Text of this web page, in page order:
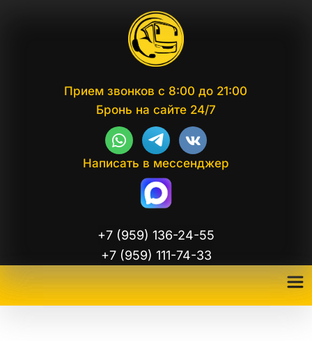
Прием звонков с 8:00 до 21:00
Бронь на сайте 24/7
Написать в мессенджер
+7 (959) 136-24-55
+7 (959) 111-74-33